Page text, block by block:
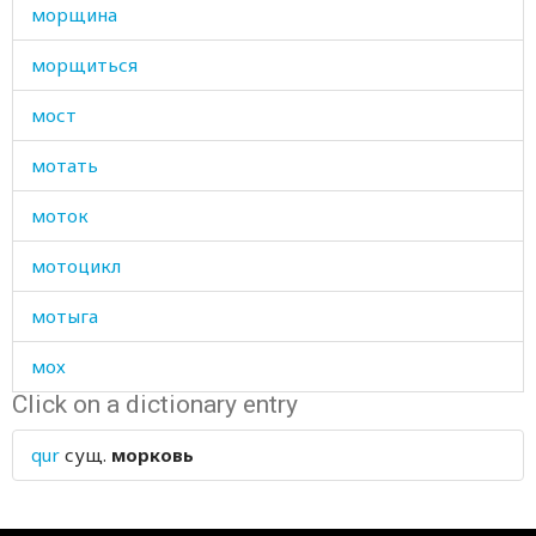
морщина
морщиться
мост
мотать
моток
мотоцикл
мотыга
мох
моча
мочевой
Click on a dictionary entry
qur сущ. морковь